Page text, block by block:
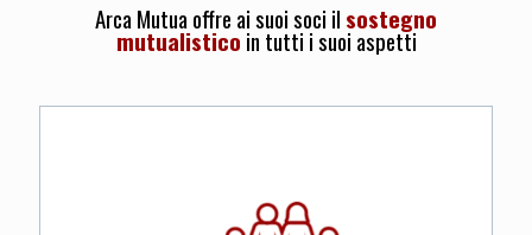
Arca Mutua offre ai suoi soci il sostegno
mutualistico in tutti i suoi aspetti